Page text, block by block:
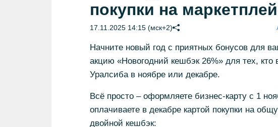
покупки на
17.11.2025 14:15 (мск+2)
Начните новый год с приятных бонусов для
акцию «Новогодний кешбэк 26%» для тех,
Уралсиба в ноябре или декабре.
Всё просто – оформляете бизнес-карту с 1
оплачиваете в декабре картой покупки на
двойной кешбэк: